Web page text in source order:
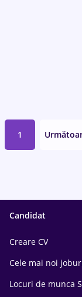
1
Candidat
Creare CV
Cele mai noi
Locuri de munca